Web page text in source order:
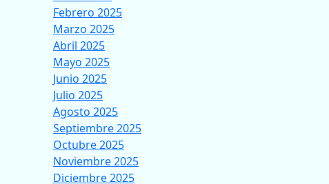
Febrero 2025
Marzo 2025
Abril 2025
Mayo 2025
Junio 2025
Julio 2025
Agosto 2025
Septiembre 2025
Octubre 2025
Noviembre 2025
Diciembre 2025